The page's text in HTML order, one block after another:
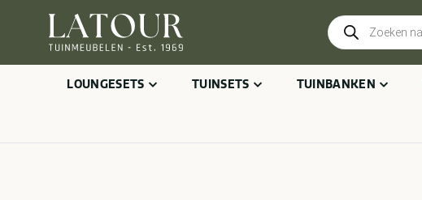
Producten
zoeken
LOUNGESETS TUINSETS TUINBANKEN